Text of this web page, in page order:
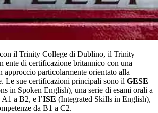
il Trinity College di Dublino, il Trinity
ente di certificazione britannico con una
approccio particolarmente orientato alla
Le sue certificazioni principali sono il GESE
in Spoken English), una serie di esami orali a
a B2, e l’ISE (Integrated Skills in English),
da B1 a C2.